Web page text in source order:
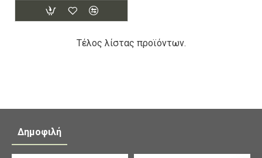
Τέλος λίστας προϊόντων.
Δημοφιλή